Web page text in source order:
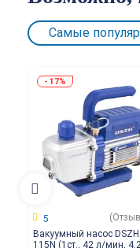
Самые
17%
Вакуумный насос DSZH
115N (1ст., 42 л/мин,
5